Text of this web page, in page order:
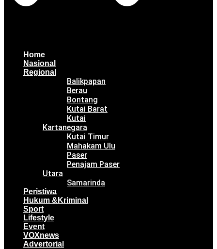
Home
Nasional
Regional
Balikpapan
Berau
Bontang
Kutai Barat
Kutai
Kartanegara
Kutai Timur
Mahakam Ulu
Paser
Penajam Paser
Utara
Samarinda
Peristiwa
Hukum &Kriminal
Sport
Lifestyle
Event
VOXnews
Advertorial